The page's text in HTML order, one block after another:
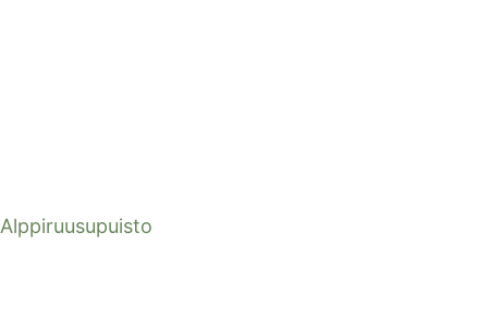
Alppiruusupuisto